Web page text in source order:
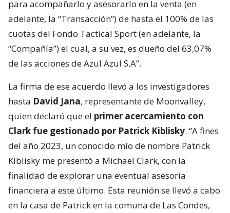
para acompañarlo y asesorarlo en la venta (en
adelante, la “Transacción”) de hasta el 100% de las
cuotas del Fondo Tactical Sport (en adelante, la
“Compañía”) el cual, a su vez, es dueño del 63,07%
de las acciones de Azul Azul S.A”.
La firma de ese acuerdo llevó a los investigadores
hasta David Jana, representante de Moonvalley,
quien declaró que el primer acercamiento con
Clark fue gestionado por Patrick Kiblisky. “A fines
del año 2023, un conocido mío de nombre Patrick
Kiblisky me presentó a Michael Clark, con la
finalidad de explorar una eventual asesoría
financiera a este último. Esta reunión se llevó a cabo
en la casa de Patrick en la comuna de Las Condes,